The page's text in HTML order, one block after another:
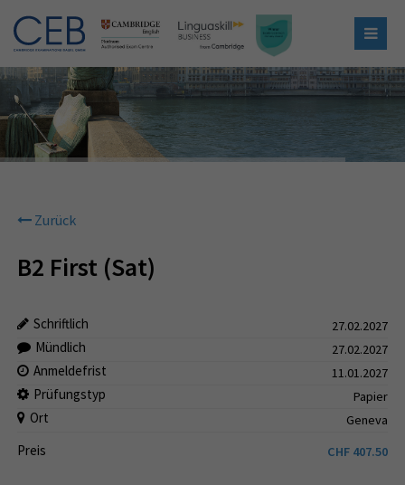
Zurück
B2 First (Sat)
Schriftlich 27.02.2027
Mündlich 27.02.2027
Anmeldefrist 11.01.2027
Prüfungstyp Papier
Ort Geneva
Preis CHF 407.50